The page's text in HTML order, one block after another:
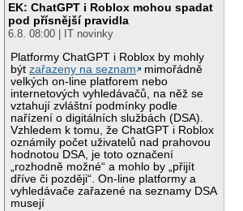
EK: ChatGPT i Roblox mohou spadat
pod přísnější pravidla
6.8. 08:00 | IT novinky
Platformy ChatGPT i Roblox by mohly
býtzařazeny na seznam
mimořádně
velkých on-line platforem nebo
internetových vyhledávačů, na něž se
vztahují zvláštní podmínky podle
nařízení o digitálních službách (DSA).
Vzhledem k tomu, že ChatGPT i Roblox
oznámily počet uživatelů nad prahovou
hodnotou DSA, je toto označení
„rozhodně možné“ a mohlo by „přijít
dříve či později“. On-line platformy a
vyhledávače zařazené na seznamy DSA
musejí